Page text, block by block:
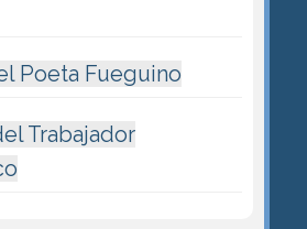
Poeta Fueguino
Trabajador